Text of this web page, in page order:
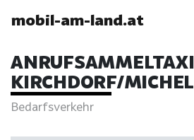
mobil-am-land.at
ANRUFSAMMELTAXI
KIRCHDORF/
Bedarfsverkehr